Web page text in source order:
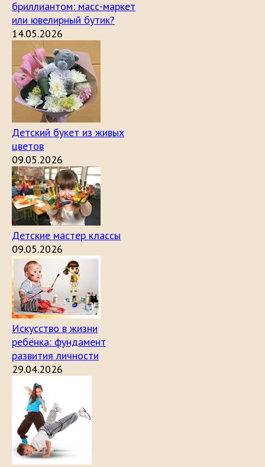
бриллиантом: масс-маркет
или ювелирный бутик?
14.05.2026
Детский букет из живых
цветов
09.05.2026
Детские мастер классы
09.05.2026
Искусство в жизни
ребёнка: фундамент
развития личности
29.04.2026